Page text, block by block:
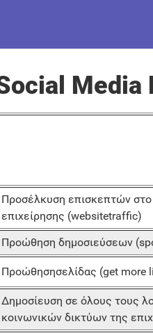
Media
Προσέλκυση επισκεπτών
επιχείρησης (websitetraffic)
Προώθηση δημοσιεύσεων
Προώθησησελίδας (get more
Δημοσίευση σε όλους τους
κοινωνικών δικτύων της